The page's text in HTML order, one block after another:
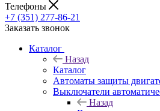
Телефоны
+7 (351) 277-86-21
Заказать звонок
Каталог
Назад
Каталог
Автоматы защиты
Выключатели
Назад